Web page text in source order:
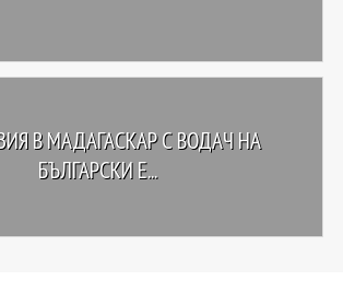
В MАДАГАСКАР С ВОДАЧ НА
БЪЛГАРСКИ Е...